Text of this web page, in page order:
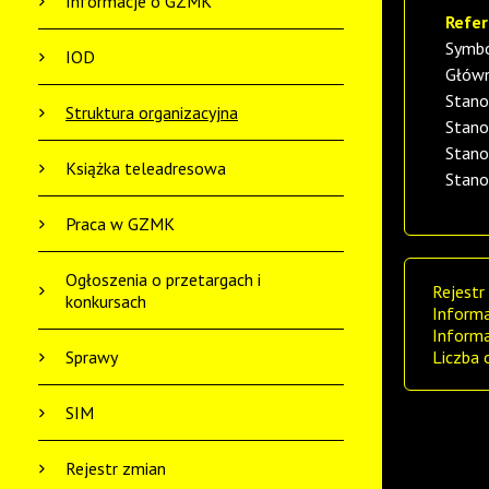
IOD
Struktura organizacyjna
Książka teleadresowa
Praca w GZMK
Ogłoszenia o przetargach i
konkursach
Sprawy
SIM
Rejestr zmian
Liczba